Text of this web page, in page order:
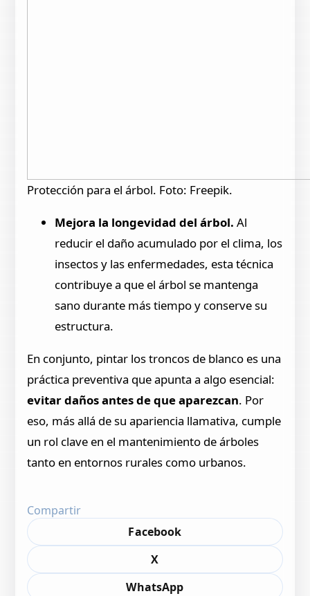
Protección para el árbol. Foto: Freepik.
Mejora la longevidad del árbol.Al
reducir el daño acumulado por el clima, los
insectos y las enfermedades, esta técnica
contribuye a que el árbol se mantenga
sano durante más tiempo y conserve su
estructura.
En conjunto, pintar los troncos de blanco es una
práctica preventiva que apunta a algo esencial:
evitar daños antes de que aparezcan. Por
eso, más allá de su apariencia llamativa, cumple
un rol clave en el mantenimiento de árboles
tanto en entornos rurales como urbanos.
Compartir
Facebook
X
WhatsApp